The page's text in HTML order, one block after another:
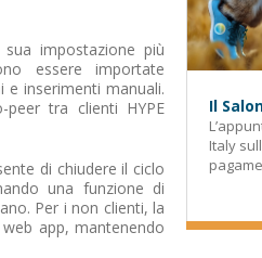
impostazione più
essere importate
e inserimenti manuali.
tra clienti HYPE
di chiudere il ciclo
una funzione di
Per i non clienti, la
app, mantenendo
Il
Italy